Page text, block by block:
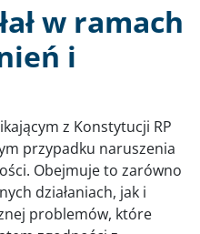
w ramach
i
z Konstytucji RP
przypadku naruszenia
Obejmuje to zarówno
działaniach, jak i
problemów, które